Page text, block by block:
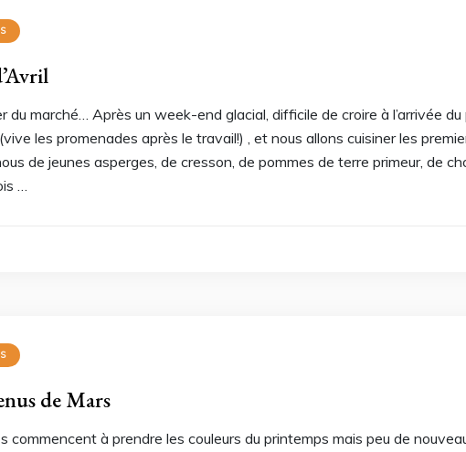
du marché… Après un week-end glacial, difficile de croire à l’arrivée
les promenades après le travail!) , et nous allons cuisiner les
de jeunes asperges, de cresson, de pommes de terre primeur, de
…
de Mars
commencent à prendre les couleurs du printemps mais peu de